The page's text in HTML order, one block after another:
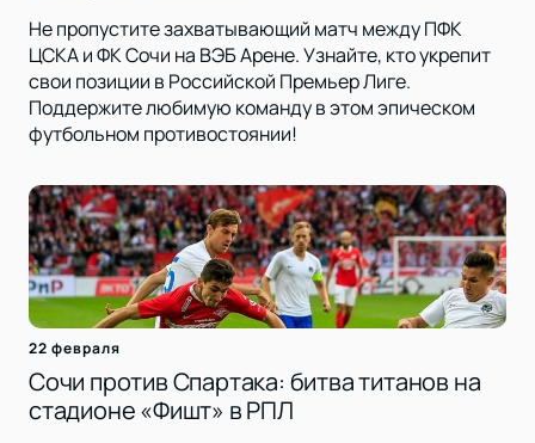
Не пропустите захватывающий матч между ПФК
ЦСКА и ФК Сочи на ВЭБ Арене. Узнайте, кто укрепит
свои позиции в Российской Премьер Лиге.
Поддержите любимую команду в этом эпическом
футбольном противостоянии!
22 февраля
Сочи против Спартака: битва титанов на
стадионе «Фишт» в РПЛ